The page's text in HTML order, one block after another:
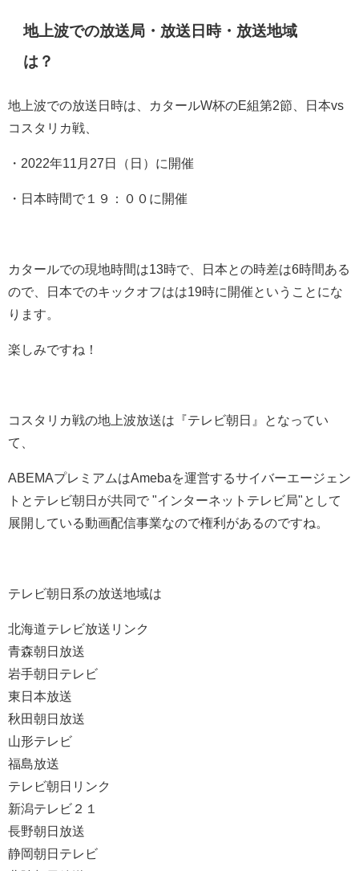
地上波での放送局・放送日時・放送地域
は？
地上波での放送日時は、カタールW杯のE組第2節、日本vs
コスタリカ戦、
・2022年11月27日（日）に開催
・日本時間で１９：００に開催
カタールでの現地時間は13時で、日本との時差は6時間ある
ので、日本でのキックオフはは19時に開催ということにな
ります。
楽しみですね！
コスタリカ戦の地上波放送は『テレビ朝日』となってい
て、
ABEMAプレミアムはAmebaを運営するサイバーエージェン
トとテレビ朝日が共同で "インターネットテレビ局"として
展開している動画配信事業なので権利があるのですね。
テレビ朝日系の放送地域は
北海道テレビ放送リンク
青森朝日放送
岩手朝日テレビ
東日本放送
秋田朝日放送
山形テレビ
福島放送
テレビ朝日リンク
新潟テレビ２１
長野朝日放送
静岡朝日テレビ